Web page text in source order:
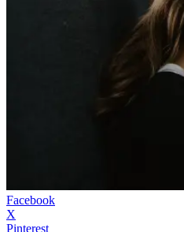
Facebook
X
Pinterest